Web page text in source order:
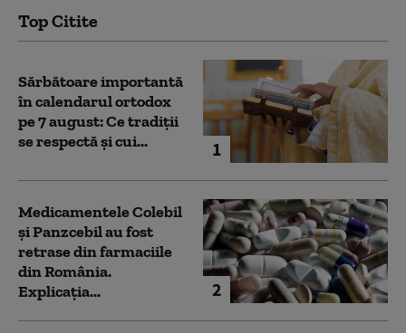
Top Citite
1
Sărbătoare importantă
în calendarul ortodox
pe 7 august: Ce tradiții
se respectă și cui...
2
Medicamentele Colebil
și Panzcebil au fost
retrase din farmaciile
din România.
Explicația...